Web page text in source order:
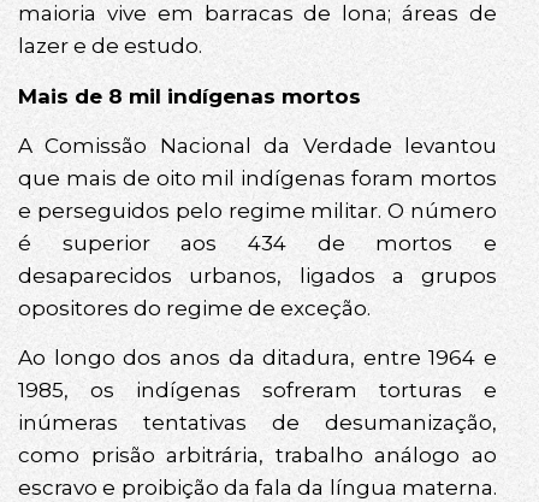
maioria vive em barracas de lona; áreas de
lazer e de estudo.
Mais de 8 mil indígenas mortos
A Comissão Nacional da Verdade levantou
que mais de oito mil indígenas foram mortos
e perseguidos pelo regime militar. O número
é superior aos 434 de mortos e
desaparecidos urbanos, ligados a grupos
opositores do regime de exceção.
Ao longo dos anos da ditadura, entre 1964 e
1985, os indígenas sofreram torturas e
inúmeras tentativas de desumanização,
como prisão arbitrária, trabalho análogo ao
escravo e proibição da fala da língua materna.